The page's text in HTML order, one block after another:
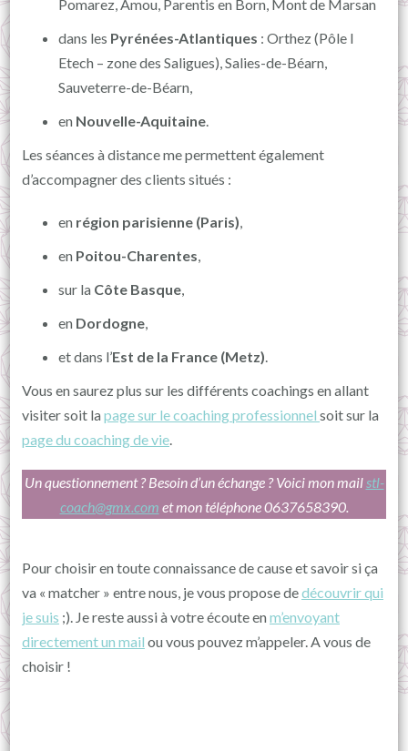
Pomarez, Amou, Parentis en Born, Mont de Marsan
dans les Pyrénées-Atlantiques : Orthez (Pôle I
Etech – zone des Saligues), Salies-de-Béarn,
Sauveterre-de-Béarn,
en Nouvelle-Aquitaine.
Les séances à distance me permettent également
d’accompagner des clients situés :
en région parisienne (Paris),
en Poitou-Charentes,
sur la Côte Basque,
en Dordogne,
et dans l’Est de la France (Metz).
Vous en saurez plus sur les différents coachings en allant
visiter soit lapage sur le coaching professionnel soit sur la
page du coaching de vie.
Un questionnement ? Besoin d’un échange ? Voici mon mailstl-
coach@gmx.com et mon téléphone 0637658390.
Pour choisir en toute connaissance de cause et savoir si ça
va « matcher » entre nous, je vous propose dedécouvrir qui
je suis ;). Je reste aussi à votre écoute enm’envoyant
directement un mail ou vous pouvez m’appeler. A vous de
choisir !